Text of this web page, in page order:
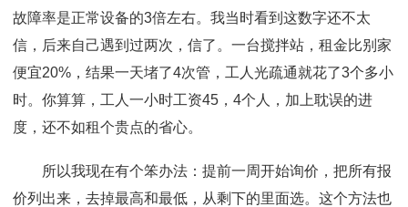
故障率是正常设备的3倍左右。我当时看到这数字还不太
信，后来自己遇到过两次，信了。一台搅拌站，租金比别家
便宜20%，结果一天堵了4次管，工人光疏通就花了3个多小
时。你算算，工人一小时工资45，4个人，加上耽误的进
度，还不如租个贵点的省心。
所以我现在有个笨办法：提前一周开始询价，把所有报
价列出来，去掉最高和最低，从剩下的里面选。这个方法也